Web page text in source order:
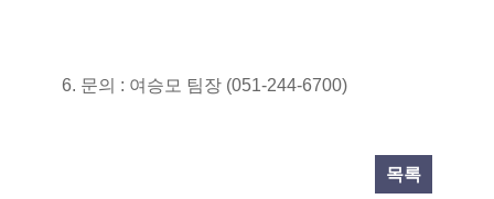
6. 문의 : 여승모 팀장 (051-244-6700)
목록